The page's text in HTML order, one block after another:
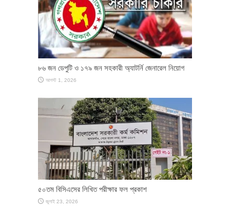
৮৬ জন ডেপুটি ও ১৭৯ জন সহকারী অ্যাটর্নি জেনারেল নিয়োগ
আগস্ট 1, 2026
৫০তম বিসিএসের লিখিত পরীক্ষার ফল প্রকাশ
জুলাই 23, 2026